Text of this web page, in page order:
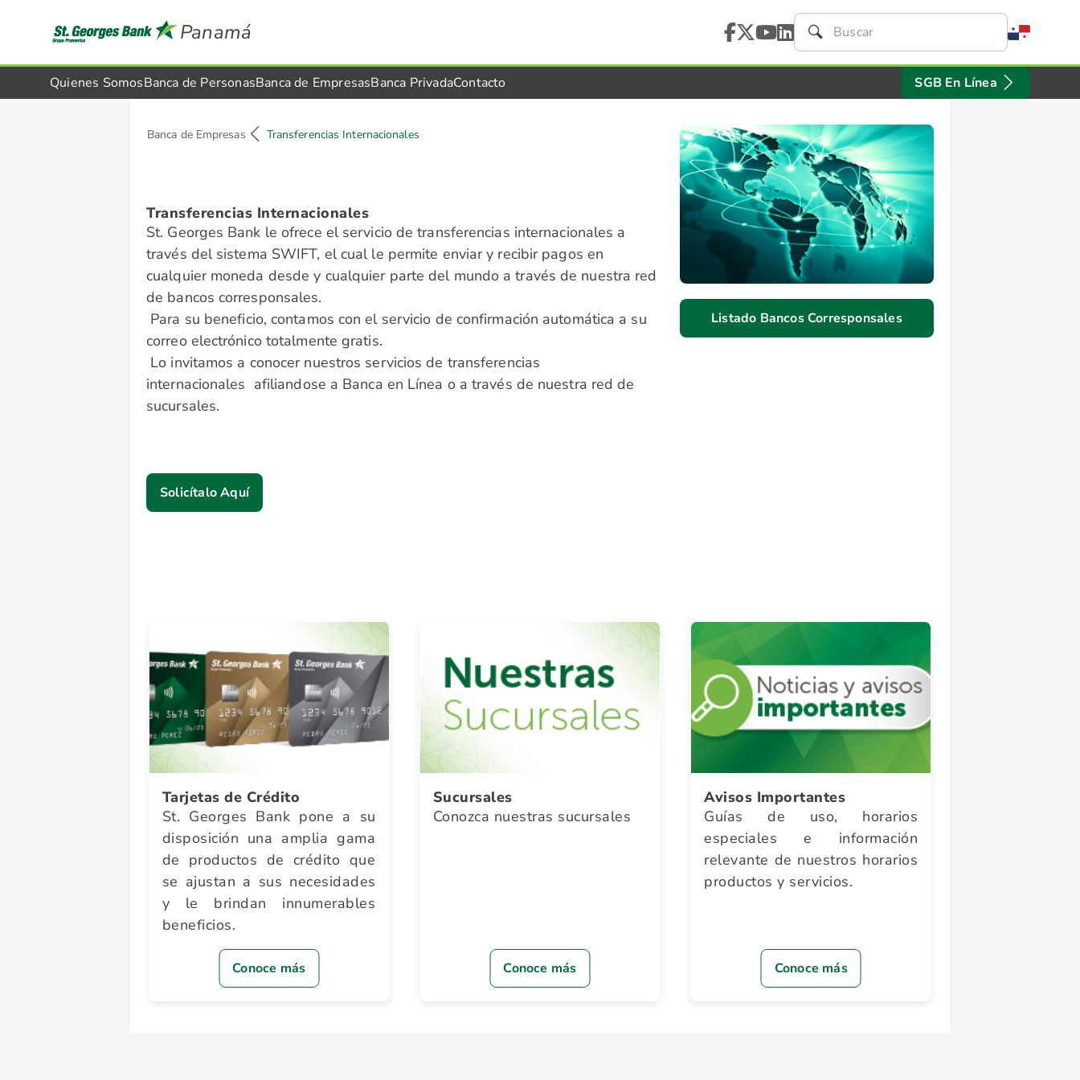
Panamá
Quienes SomosBanca de PersonasBanca de EmpresasBanca PrivadaContacto SGB En Línea
Transferencias Internacionales
Banca de Empresas
Transferencias Internacionales
St. Georges Bank le ofrece el servicio de transferencias internacionales a
través del sistema SWIFT, el cual le permite enviar y recibir pagos en
cualquier moneda desde y cualquier parte del mundo a través de nuestra red
de bancos corresponsales.
Para su beneficio, contamos con el servicio de confirmación automática a su
correo electrónico totalmente gratis.
Lo invitamos a conocer nuestros servicios de transferencias
internacionales afiliandose a Banca en Línea o a través de nuestra red de
sucursales.
Solicítalo Aquí
Listado Bancos Corresponsales
Tarjetas de Crédito
St. Georges Bank pone a su
disposición una amplia gama
de productos de crédito que
se ajustan a sus necesidades
y le brindan innumerables
beneficios.
Conoce más
Sucursales
Conozca nuestras sucursales
Conoce más
Avisos Importantes
Guías de uso, horarios
especiales e información
relevante de nuestros horarios
productos y servicios.
Conoce más